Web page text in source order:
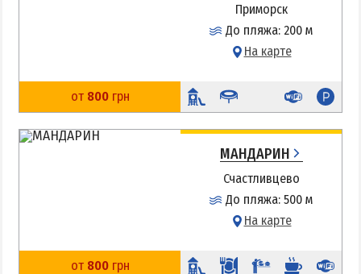
Приморск
До пляжа: 200 м
На карте
от 800грн
МАНДАРИН
Счастливцево
До пляжа: 500 м
На карте
от 800грн